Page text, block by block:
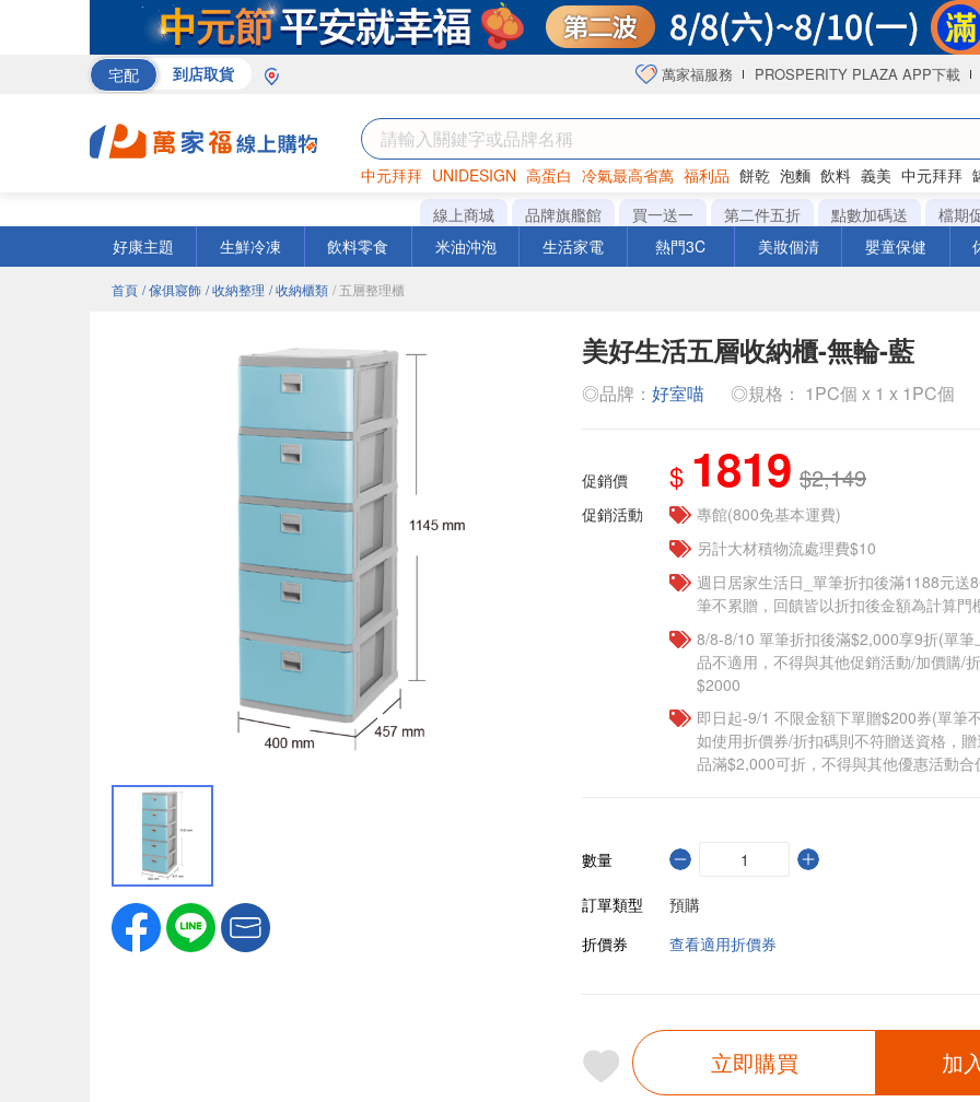
宅配 到店取貨 萬家福服務 PROSPERITY PLAZA APP下載
中元拜拜 UNIDESIGN 高蛋白 冷氣最高省萬 福利品 餅乾 泡麵 飲料 義美 中元拜拜
巧克力 衛生紙 咖啡
線上商城 品牌旗艦館 買一送一 第二件五折 點數加碼送
檔期
好康主題
生鮮冷凍 飲料零食 米油沖泡 生活家電 熱門3C 美妝個清 嬰童保健
首頁 / 傢俱寢飾 / 收納整理 / 收納櫃類 / 五層整理櫃
美好生活五層收納櫃-無輪-藍
◎品牌： 好室喵 ◎規格： 1PC個 x 1 x 1PC個
促銷價 $ 1819 $2,149
促銷活動
專館(800免基本運費)
另計大材積物流處理費$10
週日居家生活日_單筆折扣後滿1188元送
筆不累贈，回饋皆以折扣後金額為計算門
8/8-8/10 單筆折扣後滿$2,000享9折(單
品不適用，不得與其他促銷活動/加價購/
$2000
即日起-9/1 不限金額下單贈$200券(單筆
如使用折價券/折扣碼則不符贈送資格，
品滿$2,000可折，不得與其他優惠活動合
數量
訂單類型
預購
折價券
查看適用折價券
立即購買 加